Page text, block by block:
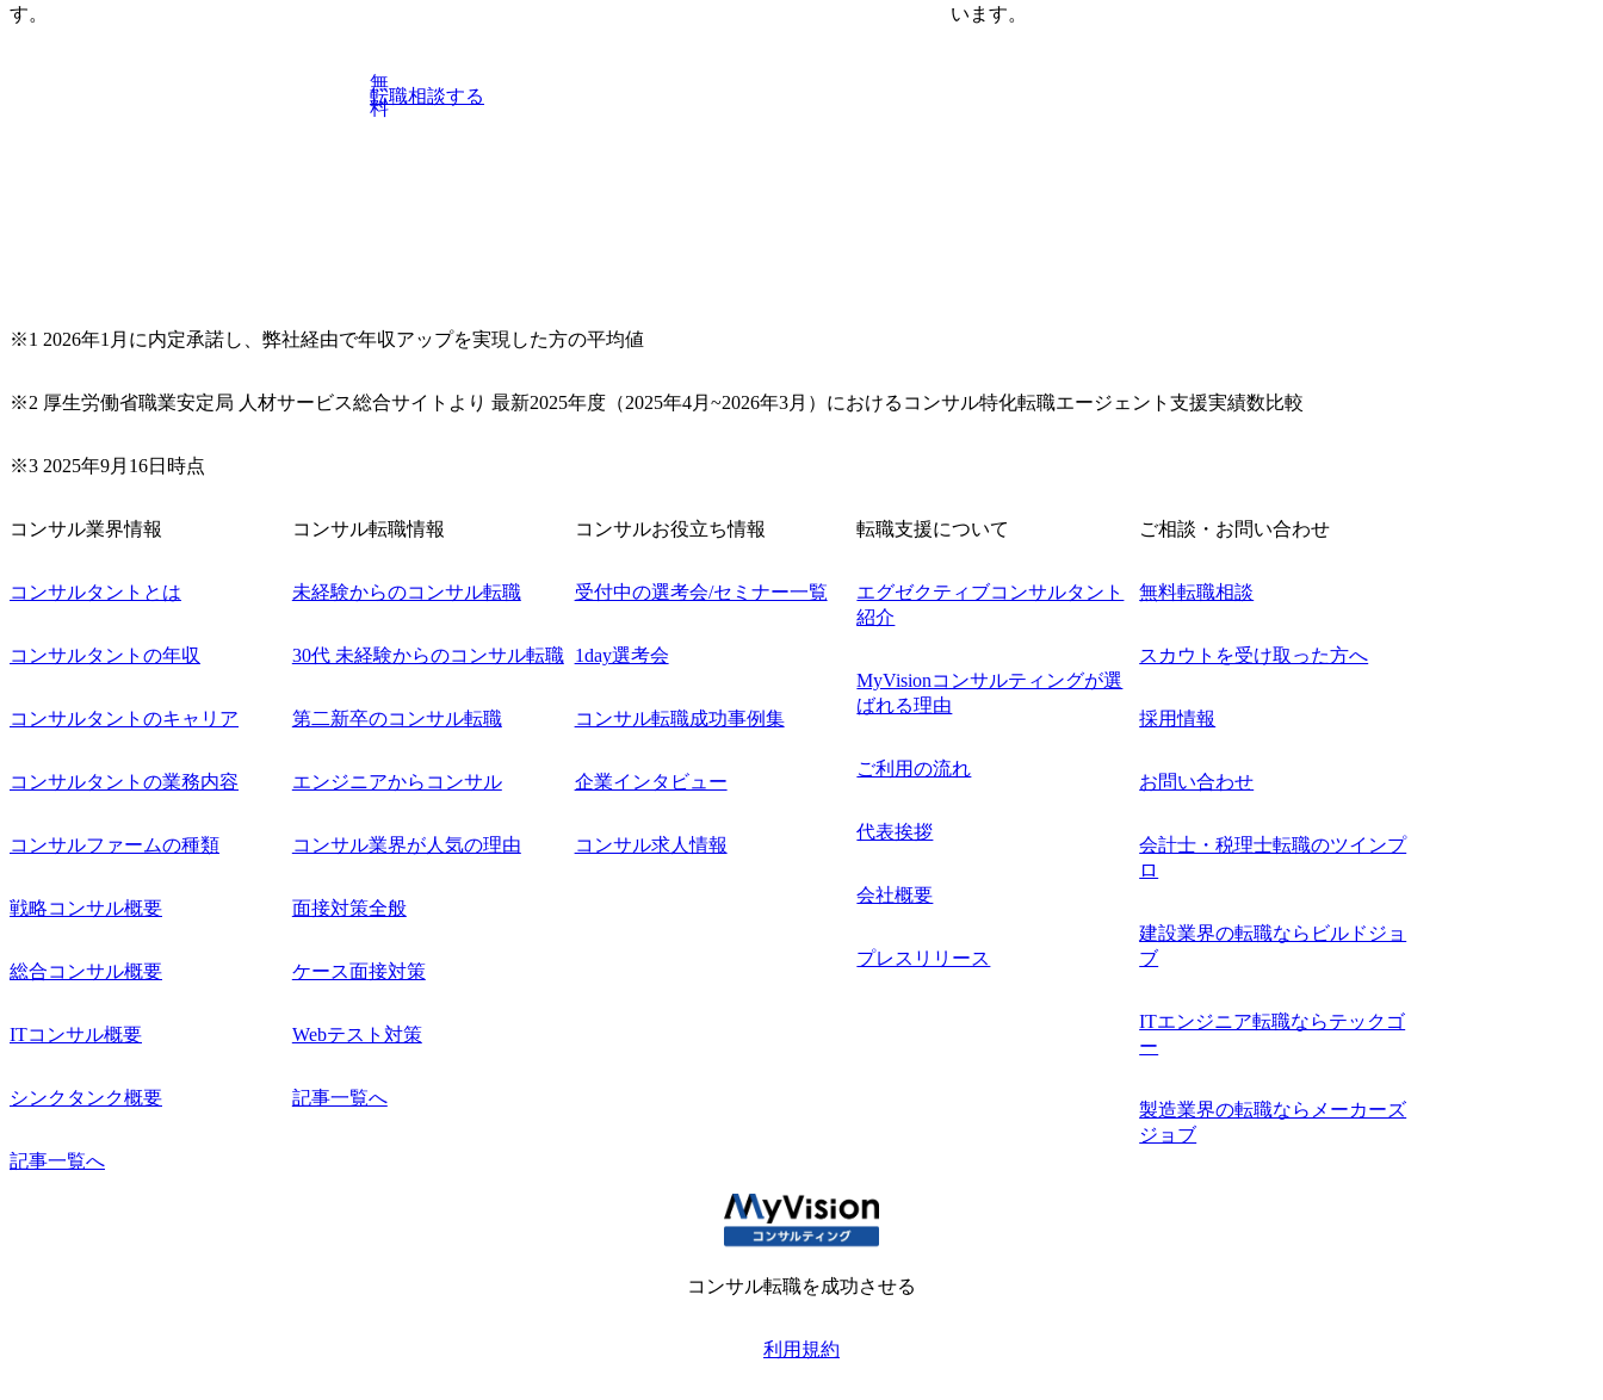
す。
います。
無
料
転職相談する
※1 2026年1月に内定承諾し、弊社経由で年収アップを実現した方の平均値
※2 厚生労働省職業安定局 人材サービス総合サイトより 最新2025年度（2025年4月~2026年3月）におけるコンサル特化転職エージェント支援実績数比較
※3 2025年9月16日時点
コンサル業界情報
コンサルタントとは
コンサルタントの年収
コンサルタントのキャリア
コンサルタントの業務内容
コンサルファームの種類
戦略コンサル概要
総合コンサル概要
ITコンサル概要
シンクタンク概要
記事一覧へ
コンサル転職情報
未経験からのコンサル転職
30代 未経験からのコンサル転職
第二新卒のコンサル転職
エンジニアからコンサル
コンサル業界が人気の理由
面接対策全般
ケース面接対策
Webテスト対策
記事一覧へ
コンサルお役立ち情報
受付中の選考会/セミナー一覧
1day選考会
コンサル転職成功事例集
企業インタビュー
コンサル求人情報
転職支援について
エグゼクティブコンサルタント
紹介
MyVisionコンサルティングが選
ばれる理由
ご利用の流れ
代表挨拶
会社概要
プレスリリース
ご相談・お問い合わせ
無料転職相談
スカウトを受け取った方へ
採用情報
お問い合わせ
会計士・税理士転職のツインプ
ロ
建設業界の転職ならビルドジョ
ブ
ITエンジニア転職ならテックゴ
ー
製造業界の転職ならメーカーズ
ジョブ
コンサル転職を成功させる
利用規約